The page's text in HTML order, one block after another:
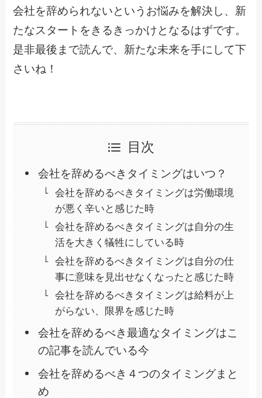
会社を辞められないというお悩みを解決し、新
たなスタートをきるきっかけとなるはずです。
是非最後まで読んで、新たな未来を手にして下
さいね！
目次
会社を辞めるべきタイミングはいつ？
会社を辞めるべきタイミングは労働環境
が悪く辛いと感じた時
会社を辞めるべきタイミングは自分の生
活を大きく犠牲にしている時
会社を辞めるべきタイミングは自分の仕
事に意味を見出せなくなったと感じた時
会社を辞めるべきタイミングは給料が上
がらない、限界を感じた時
会社を辞めるべき最適なタイミングはこ
の記事を読んでいる今
会社を辞めるべき４つのタイミングまと
め